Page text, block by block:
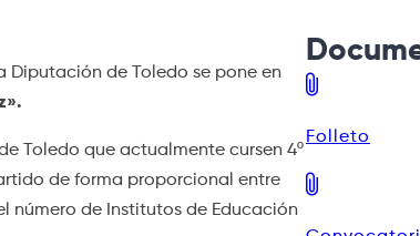
Diputación de Toledo se pone en
Toledo que actualmente cursen 4º
de forma proporcional entre
número de Institutos de Educación
Folleto